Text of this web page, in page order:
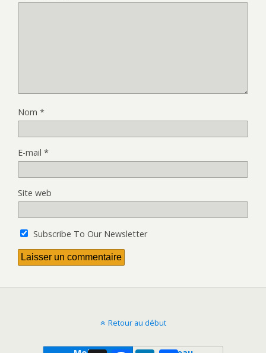
Nom *
E-mail *
Site web
Subscribe To Our Newsletter
Retour au début